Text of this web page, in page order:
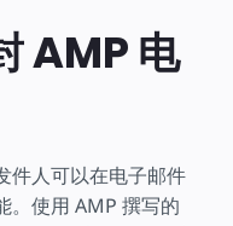
AMP 电
件人可以在电子邮件
。使用 AMP 撰写的